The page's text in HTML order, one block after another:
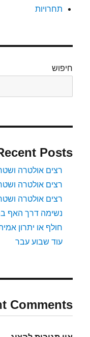
תחרויות
חיפוש
Posts
רצים אולטרה ושטח בשבוע
רצים אולטרה ושטח בשבוע
רצים אולטרה ושטח בשבוע
נשימה דרך האף
חולף או יתרון
עוד שבוע עבר
Comments